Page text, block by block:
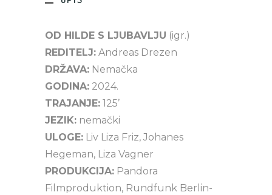
OD HILDE S LJUBAVLJU (igr.)
REDITELJ: Andreas Drezen
DRŽAVA: Nemačka
GODINA: 2024.
TRAJANJE: 125’
JEZIK: nemački
ULOGE: Liv Liza Friz, Johanes
Hegeman, Liza Vagner
PRODUKCIJA: Pandora
Filmproduktion, Rundfunk Berlin-